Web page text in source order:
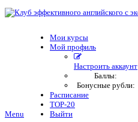
Menu
Мои курсы
Мой профиль
Настроить аккаунт
Баллы:
Бонусные рубли:
Расписание
TOP-20
Выйти